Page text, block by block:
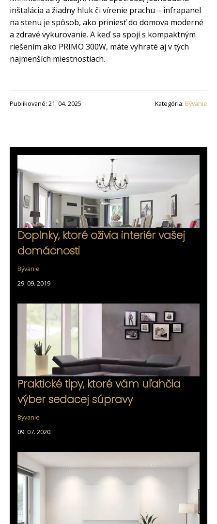
inštalácia a žiadny hluk či vírenie prachu – infrapanel
na stenu je spôsob, ako priniesť do domova moderné
a zdravé vykurovanie. A keď sa spojí s kompaktným
riešením ako PRIMO 300W, máte vyhraté aj v tých
najmenších miestnostiach.
Publikované: 21. 04. 2025 Kategória: Bývanie
Doplnky, ktoré oživia interiér vašej
domácnosti
Bývanie
29. 09. 2019
Praktické tipy, ktoré vám uľahčia
výber sedacej súpravy
Bývanie
09. 07. 2020